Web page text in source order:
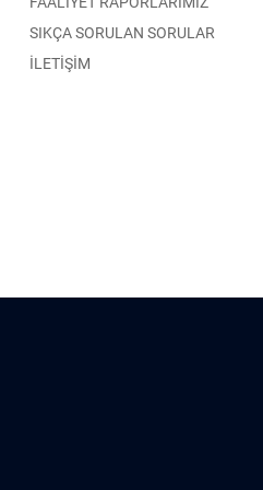
SIKÇA SORULAN SORULAR
İLETİŞİM